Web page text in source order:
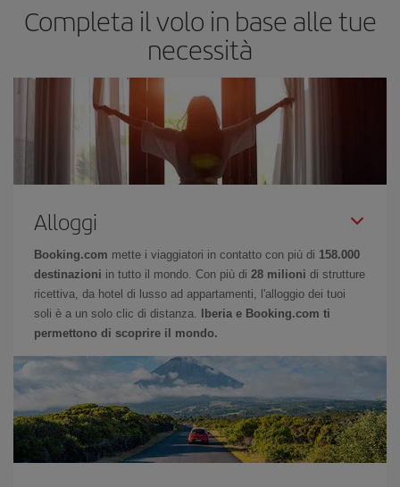
Completa il volo in base alle tue
necessità
Alloggi
Booking.com mette i viaggiatori in contatto con più di 158.000
destinazioni in tutto il mondo. Con più di 28 milioni di strutture
ricettiva, da hotel di lusso ad appartamenti, l'alloggio dei tuoi
soli è a un solo clic di distanza.
Iberia e Booking.com ti
permettono di scoprire il mondo.